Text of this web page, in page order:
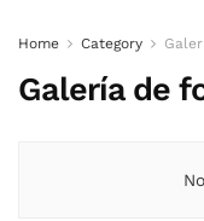
Home Category
Galería de